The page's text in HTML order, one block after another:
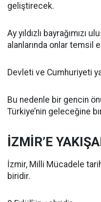
geliştirecek.
Ay yıldızlı bayrağımızı
alanlarında onlar temsil
Devleti ve Cumhuriyeti
Bu nedenle bir gencin
Türkiye’nin geleceğine
İZMİR’E
İzmir, Milli Mücadele
biridir.